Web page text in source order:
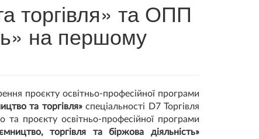
торгівля» та ОПП
на першому
проєкту освітньо-професійної програми
та торгівля»спеціальності D7 Торгівля
та проєкту освітньо-професійної програми
торгівля та біржова діяльність»